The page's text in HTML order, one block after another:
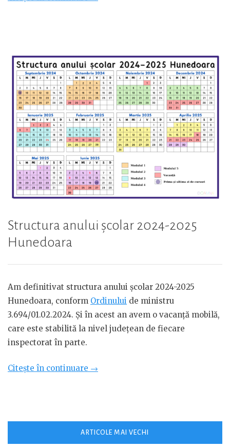
Sălaj”
Structura anului școlar 2024-2025
Hunedoara
Am definitivat structura anului școlar 2024-2025
Hunedoara, conform Ordinului de ministru
3.694/01.02.2024. Și în acest an avem o vacanță mobilă,
care este stabilită la nivel județean de fiecare
inspectorat în parte.
Citește în continuare „Structura
2025
Hunedoara”
→
ARTICOLE MAI VECHI